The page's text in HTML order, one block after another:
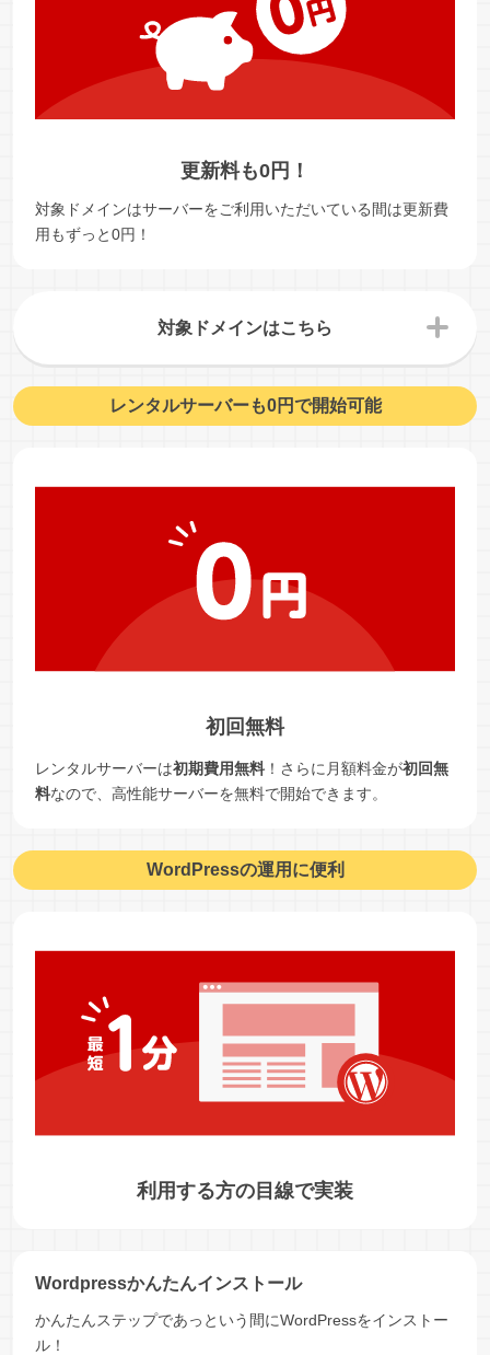
更新料も0円！
対象ドメインはサーバーをご利用いただいている間は更新費
用もずっと0円！
対象ドメインはこちら
レンタルサーバーも0円で開始可能
初回無料
レンタルサーバーは初期費用無料 ！さらに月額料金が初回無
料なので、高性能サーバーを無料で開始できます。
WordPressの運用に便利
利用する方の目線で実装
Wordpressかんたんインストール
かんたんステップであっという間にWordPressをインストー
ル！